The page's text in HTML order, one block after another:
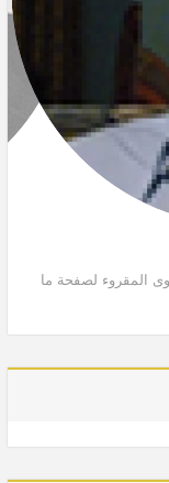
المقروء لصفحة ما